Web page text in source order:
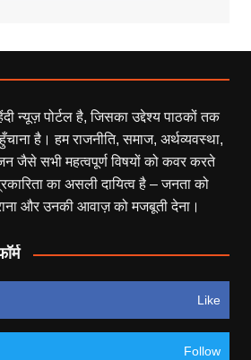
न्यूज़ पोर्टल है, जिसका उद्देश्य पाठकों तक
है। हम राजनीति, समाज, अर्थव्यवस्था,
जैसे सभी महत्वपूर्ण विषयों को कवर करते
का असली दायित्व है – जनता को
और उनकी आवाज़ को मजबूती देना।
Like
Follow